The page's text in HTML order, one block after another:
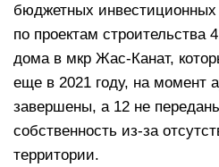
бюджетных инвестиционных
по проектам строительства
дома в мкр Жас-Канат,
еще в 2021 году, на момент
завершены, а 12 не
собственность из-за
территории.